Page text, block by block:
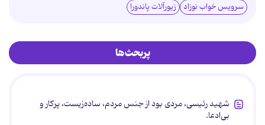
سرویس خواب نوزاد زیورآلات پاندورا
پربحث‌ها
شهید رئیسی، مردی بود از جنس مردم، ساده‌زیست، پرکار و
بی‌ادعا.